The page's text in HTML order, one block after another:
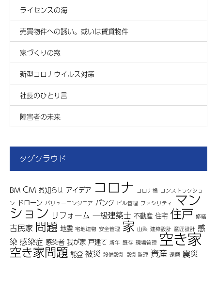
ライセンスの海
売買物件への誘い。或いは賃貸物件
家づくりの窓
新型コロナウイルス対策
社長のひとり言
障害者の未来
タグクラウド
BM CM お知らせ アイデア コロナ コロナ禍 コンストラクショ
ン ドローン バリューエンジニア バンク ビル管理 ファシリティ マン
ション リフォーム 一級建築士 不動産 住宅 住戸 修繕
古民家 問題 地震 宅地建物 安全管理 家 山梨 建築設計 意匠設計 感
染 感染症 感染者 我が家 戸建て 新年 既存 現場管理 空き家
空き家問題 能登 被災 設備設計 設計監理 資産 還暦 震災